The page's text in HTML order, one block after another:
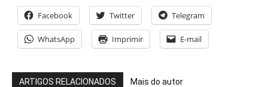
Facebook Twitter Telegram
WhatsApp Imprimir E-mail
ARTIGOS RELACIONADOS Mais do autor